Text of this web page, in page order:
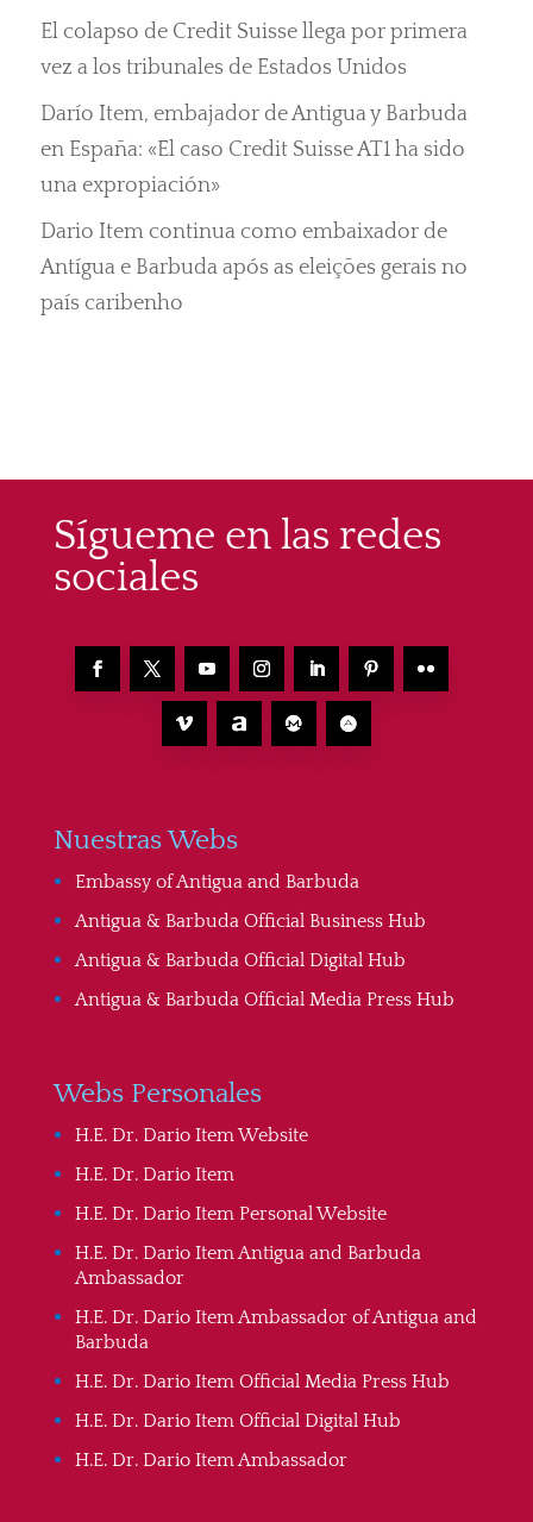
El colapso de Credit Suisse llega por primera
vez a los tribunales de Estados Unidos
Darío Item, embajador de Antigua y Barbuda
en España: «El caso Credit Suisse AT1 ha sido
una expropiación»
Dario Item continua como embaixador de
Antígua e Barbuda após as eleições gerais no
país caribenho
Sígueme en las redes
sociales
Nuestras Webs
Embassy of Antigua and Barbuda
Antigua & Barbuda Official Business Hub
Antigua & Barbuda Official Digital Hub
Antigua & Barbuda Official Media Press Hub
Webs Personales
H.E. Dr. Dario Item Website
H.E. Dr. Dario Item
H.E. Dr. Dario Item Personal Website
H.E. Dr. Dario Item Antigua and Barbuda
Ambassador
H.E. Dr. Dario Item Ambassador of Antigua and
Barbuda
H.E. Dr. Dario Item Official Media Press Hub
H.E. Dr. Dario Item Official Digital Hub
H.E. Dr. Dario Item Ambassador